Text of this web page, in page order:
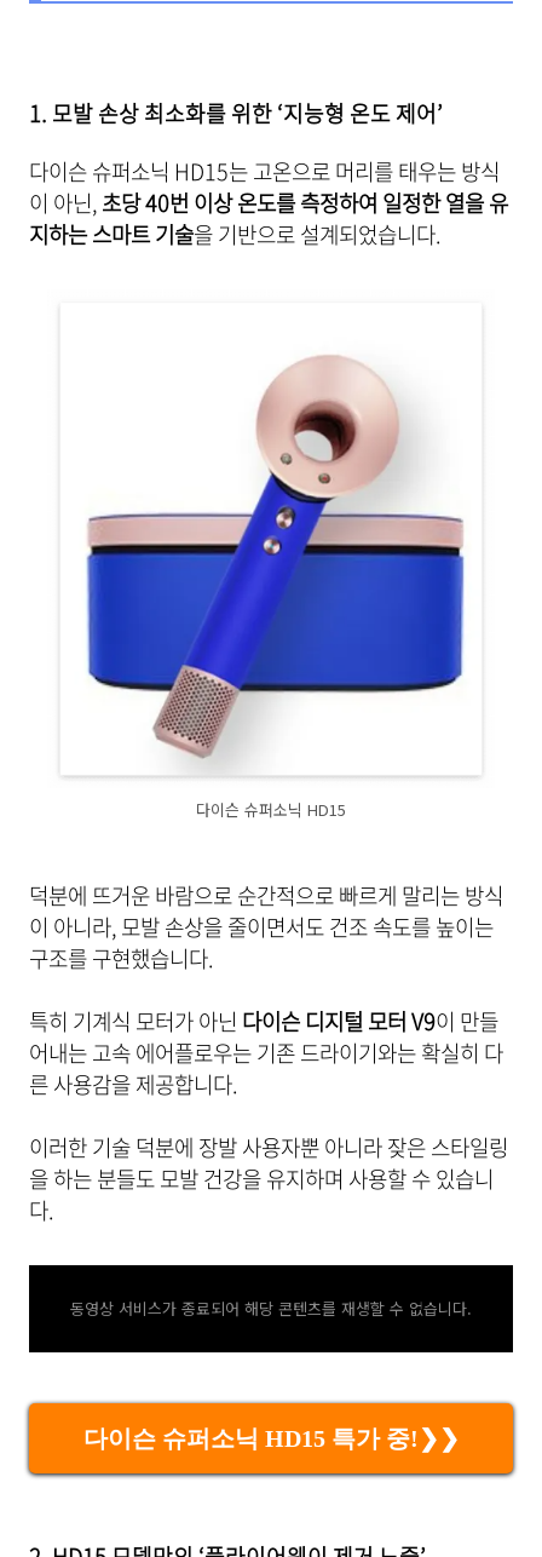
1. 모발 손상 최소화를 위한 ‘지능형 온도 제어’
다이슨 슈퍼소닉 HD15는 고온으로 머리를 태우는 방식
이 아닌,초당 40번 이상 온도를 측정하여 일정한 열을 유
지하는 스마트 기술을 기반으로 설계되었습니다.
다이슨 슈퍼소닉 HD15
덕분에 뜨거운 바람으로 순간적으로 빠르게 말리는 방식
이 아니라, 모발 손상을 줄이면서도 건조 속도를 높이는
구조를 구현했습니다.
특히 기계식 모터가 아닌 다이슨 디지털 모터 V9이 만들
어내는 고속 에어플로우는 기존 드라이기와는 확실히 다
른 사용감을 제공합니다.
이러한 기술 덕분에 장발 사용자뿐 아니라 잦은 스타일링
을 하는 분들도 모발 건강을 유지하며 사용할 수 있습니
다.
동영상 서비스가 종료되어 해당 콘텐츠를 재생할 수 없습니다.
다이슨 슈퍼소닉 HD15 특가 중!❯❯